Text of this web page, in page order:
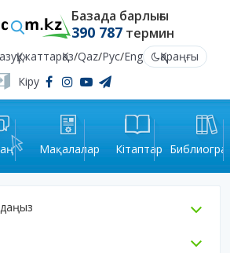
Базада барлығы
390 787термин
ҚұжаттарҚаз/Qaz/Рус/Eng
Қараңғы
Кіру
Мақалалар Кітаптар